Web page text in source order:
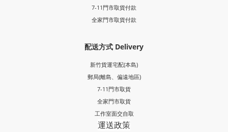
7-11門市取貨付款
全家門市取貨付款
配送方式 Delivery
新竹貨運宅配(本島)
郵局(離島、偏遠地區)
7-11門市取貨
全家門市取貨
工作室面交自取
運送政策